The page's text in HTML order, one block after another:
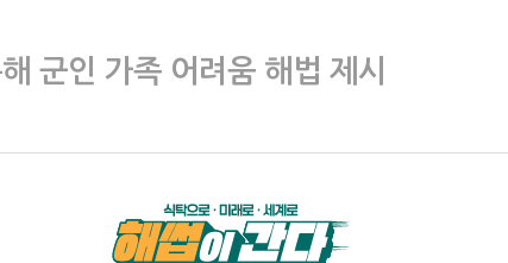
군인 가족 어려움 해법 제시